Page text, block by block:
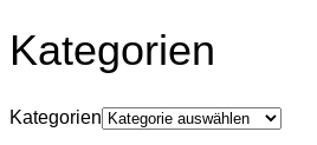
Kategorien
Kategorien